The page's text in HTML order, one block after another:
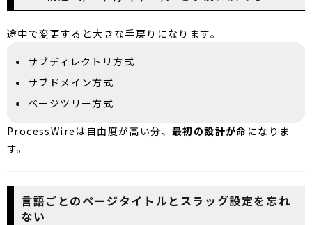
途中で変更すると大きな手戻りになります。
サブディレクトリ方式
サブドメイン方式
ページツリー方式
ProcessWireは自由度が高い分、 最初の設計が命 になりま
す。
言語ごとのページタイトルとスラッグ設定を忘れ
ない